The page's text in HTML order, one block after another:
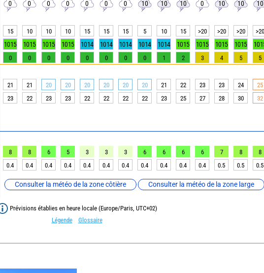
Consulter la météo de la zone côtière Consulter la météo de la zone large
0 0 0 0 0 0 0 10 10 10 0 10 10 10
15 10 10 10 15 15 15 5 10 15 >20 >20 >20 >20
1015 1015 1015 1015 1014 1014 1014 1014 1014 1015 1015 1015 1015
0 0 0 0 0 0 0 0 1 2 3 4 5 5
21 21 20 20 20 20 20 20 21 22 23 23 24 25
23 22 23 23 22 22 22 22 23 25 27 28 30 32
8 8 6 5 3 3 3 6 6 6 6 7 8 8
0.4 0.4 0.4 0.4 0.4 0.4 0.4 0.4 0.4 0.4 0.4 0.5 0.5 0.5
Prévisions établies en heure locale (Europe/Paris, UTC+02)
Légende
Glossaire